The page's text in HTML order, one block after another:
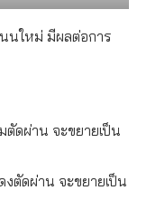
นใหม่ มีผลต่อการ
ดผ่าน จะขยายเป็น
ตัดผ่าน จะขยายเป็น